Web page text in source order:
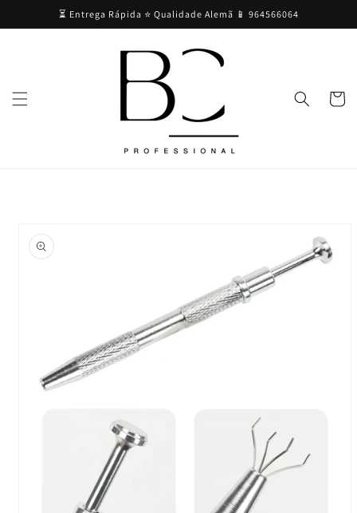
conteúdo
⏳ Entrega Rápida ⭐ Qualidade Alemã 📱 964566064
informação
do produto